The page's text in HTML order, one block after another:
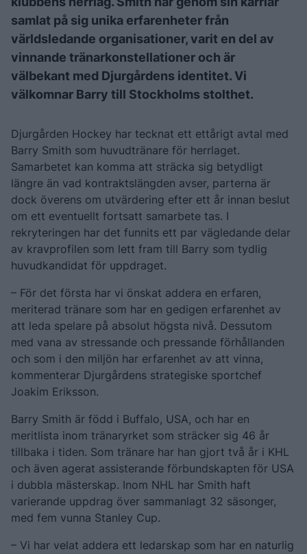
samlat på sig unika erfarenheter från
världsledande organisationer, varit en del av
vinnande tränarkonstellationer och är
välbekant med Djurgårdens identitet. Vi
välkomnar Barry till Stockholms stolthet.
Djurgården Hockey har tecknat ett ettårigt avtal med
Barry Smith som huvudtränare för herrlaget.
Samarbetet kan komma att sträcka sig betydligt
längre än vad kontraktslängden avser, parterna är
dock överens om utvärdering efter ett år innan beslut
om ett eventuellt fortsatt samarbete tas. I
rekryteringen har det funnits ett par vägledande delar
av kravprofilen som lett fram till Barry som tydlig
huvudkandidat för uppdraget.
– För det första har vi önskat addera en erfaren,
meriterad tränare som har en gedigen erfarenhet av
att leda spelare på absolut högsta nivå. Dessutom
med vana av stressande och pressande förhållanden
och som i den miljön har erfarenhet av att vinna,
kommenterar Djurgårdens strategiske sportchef
Joakim Eriksson.
Barry Smith är född i Buffalo, USA, och har en
meritlista inom tränaryrket som sträcker sig 46 år
tillbaka i tiden. Som tränare har han gjort två år i KHL
och även agerat assisterande förbundskapten för USA
i dubbla mästerskap. Inom NHL har Smith haft
varierande uppdrag över sammanlagt 32 säsonger,
med fem vunna Stanley Cup.
– Vi har velat addera ett ledarskap som har en naturlig